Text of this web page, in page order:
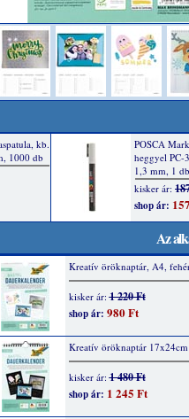
Az
Kreatív öröknaptár, A4,
kisker ár:1 220 Ft
shop ár: 980 Ft
Kreatív öröknaptár
kisker ár:1 480 Ft
shop ár: 1 245 Ft